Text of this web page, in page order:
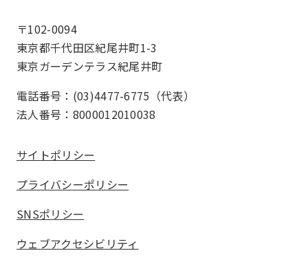
〒102-0094
東京都千代田区紀尾井町1-3
東京ガーデンテラス紀尾井町
電話番号：(03)4477-6775（代表）
法人番号：8000012010038
サイトポリシー
プライバシーポリシー
SNSポリシー
ウェブアクセシビリティ